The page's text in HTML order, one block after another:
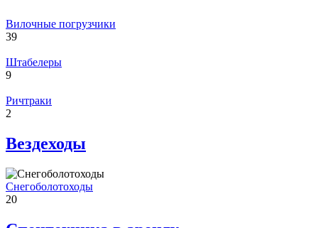
Вилочные погрузчики
39
Штабелеры
9
Ричтраки
2
Вездеходы
Снегоболотоходы
20